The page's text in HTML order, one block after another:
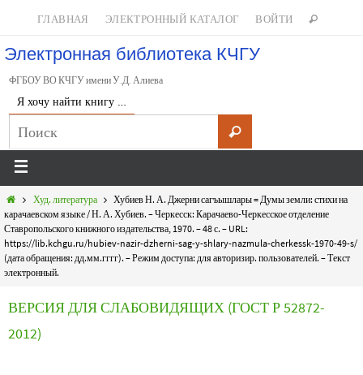
ГЛАВНАЯ ЭЛЕКТРОННЫЙ КАТАЛОГ ВОЙТИ
Электронная библиотека КЧГУ
ФГБОУ ВО КЧГУ имени У.Д. Алиева
Я хочу найти книгу …
Худ. литература
Хубиев Н. А. Джерни сагъышлары = Думы земли: стихи на
карачаевском языке / Н. А. Хубиев. – Черкесск: Карачаево-Черкесское отделение
Ставропольского книжного издательства, 1970. – 48 с. – URL:
https://lib.kchgu.ru/hubiev-nazir-dzherni-sag-y-shlary-nazmula-cherkessk-1970-49-s/
(дата обращения: дд.мм.гггг). – Режим доступа: для авторизир. пользователей. – Текст
электронный.
ВЕРСИЯ ДЛЯ СЛАБОВИДЯЩИХ (ГОСТ Р 52872-
2012)